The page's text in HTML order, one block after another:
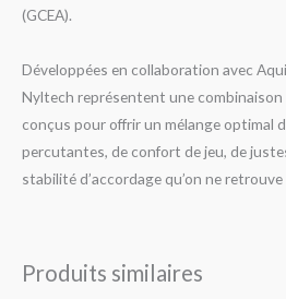
(GCEA).
Développées en collaboration avec
Nyltech représentent une combinaison
conçus pour offrir un mélange optimal
percutantes, de confort de jeu, de
stabilité d’accordage qu’on ne
Produits similaires